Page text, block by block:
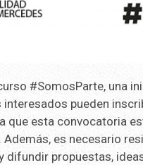
#SomosParte, una
​​pueden
que esta convocatoria
es necesario
propuestas,